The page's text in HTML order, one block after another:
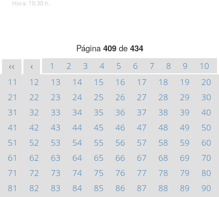
Hora: 10:30 h.
Página 409de 434
<< < 1 2 3 4 5 6 7 8 9
10
11
12 13 14 15 16 17 18 19
20
21
22 23 24 25 26 27 28 29
30
31
32 33 34 35 36 37 38 39
40
41
42 43 44 45 46 47 48 49
50
51
52 53 54 55 56 57 58 59
60
61
62 63 64 65 66 67 68 69
70
71
72 73 74 75 76 77 78 79
80
81
82 83 84 85 86 87 88 89
90